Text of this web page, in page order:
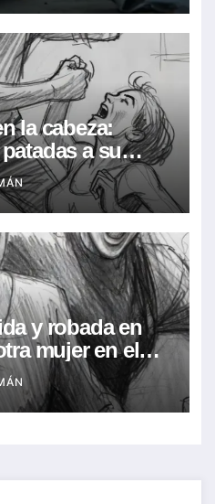
la cabeza:
a su
de su hija de
de infidelidad
y robada en
mujer en el